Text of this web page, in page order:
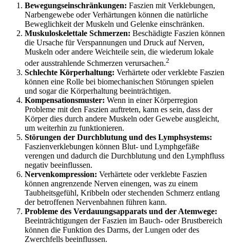
Bewegungseinschränkungen: Faszien mit Verklebungen,
Narbengewebe oder Verhärtungen können die natürliche
Beweglichkeit der Muskeln und Gelenke einschränken.
Muskuloskelettale Schmerzen: Beschädigte Faszien können
die Ursache für Verspannungen und Druck auf Nerven,
Muskeln oder andere Weichteile sein, die wiederum lokale
oder ausstrahlende Schmerzen verursachen.2
Schlechte Körperhaltung: Verhärtete oder verklebte Faszien
können eine Rolle bei biomechanischen Störungen spielen
und sogar die Körperhaltung beeinträchtigen.
Kompensationsmuster: Wenn in einer Körperregion
Probleme mit den Faszien auftreten, kann es sein, dass der
Körper dies durch andere Muskeln oder Gewebe ausgleicht,
um weiterhin zu funktionieren.
Störungen der Durchblutung und des Lymphsystems:
Faszienverklebungen können Blut- und Lymphgefäße
verengen und dadurch die Durchblutung und den Lymphfluss
negativ beeinflussen.
Nervenkompression: Verhärtete oder verklebte Faszien
können angrenzende Nerven einengen, was zu einem
Taubheitsgefühl, Kribbeln oder stechenden Schmerz entlang
der betroffenen Nervenbahnen führen kann.
Probleme des Verdauungsapparats und der Atemwege:
Beeinträchtigungen der Faszien im Bauch- oder Brustbereich
können die Funktion des Darms, der Lungen oder des
Zwerchfells beeinflussen.